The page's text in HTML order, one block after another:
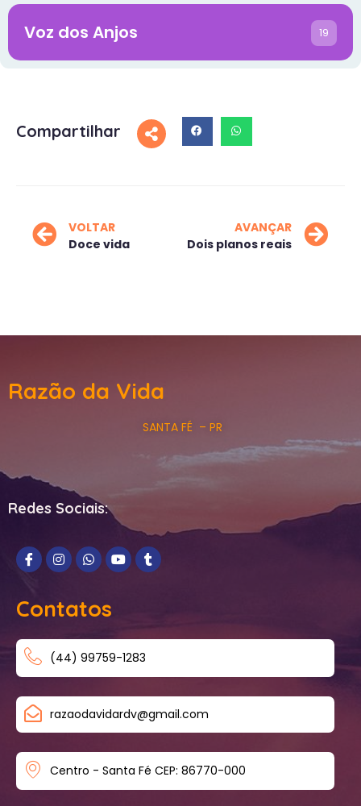
Voz dos Anjos 19
Compartilhar
VOLTAR
Doce vida
AVANÇAR
Dois planos reais
Razão da Vida
SANTA FÉ – PR
Redes Sociais:
Contatos
(44) 99759-1283
razaodavidardv@gmail.com
Centro - Santa Fé CEP: 86770-000